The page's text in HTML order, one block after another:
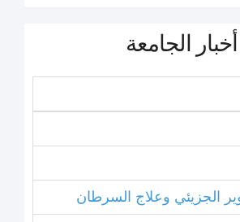
أخبار الجامعة
الجزيئي وعلاج السرطان